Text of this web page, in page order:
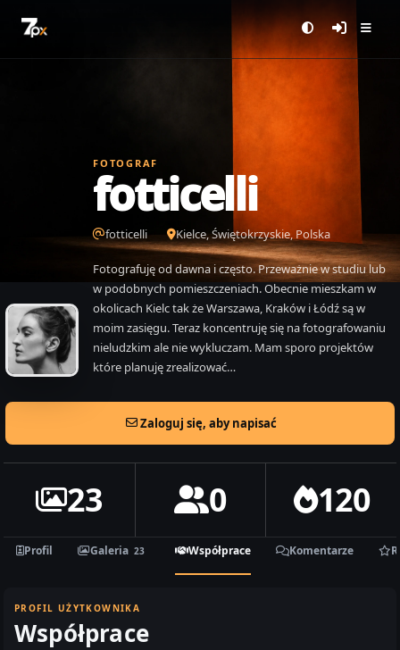
FOTOGRAF
fotticelli
fotticelli Kielce, Świętokrzyskie, Polska
Fotografuję od dawna i często. Przeważnie w studiu lub
w podobnych pomieszczeniach. Obecnie mieszkam w
okolicach Kielc tak że Warszawa, Kraków i Łódź są w
moim zasięgu. Teraz koncentruję się na fotografowaniu
nieludzkim ale nie wykluczam. Mam sporo projektów
które planuję zrealizować…
Zaloguj się, aby napisać
23 0 120
Profil Galeria 23 Współprace Komentarze
PROFIL UŻYTKOWNIKA
Współprace